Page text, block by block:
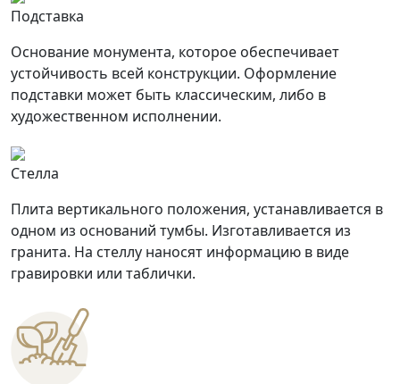
Подставка
Основание монумента, которое обеспечивает
устойчивость всей конструкции. Оформление
подставки может быть классическим, либо в
художественном исполнении.
Стелла
Плита вертикального положения, устанавливается в
одном из оснований тумбы. Изготавливается из
гранита. На стеллу наносят информацию в виде
гравировки или таблички.